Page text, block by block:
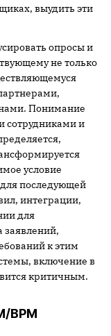
выудить эти
опросы и
не только
Понимание
сотрудниками и
условие
последующей
интеграции,
для
заявлений,
к этим
включение в
критичным.
BPM